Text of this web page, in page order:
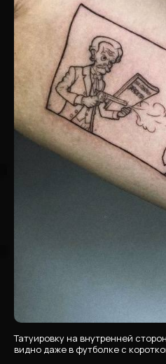
Татуировку на внутренней
видно даже в футболке с